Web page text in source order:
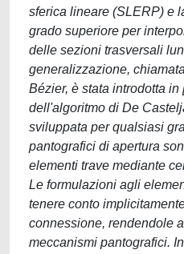
sferica lineare (SLERP) e
grado superiore per
delle sezioni trasversali
generalizzazione,
Bézier, è stata introdotta
dell'algoritmo di De
sviluppata per qualsiasi
pantografici di apertura
elementi trave mediante
Le formulazioni agli
tenere conto
connessione, rendendole
meccanismi pantografici.